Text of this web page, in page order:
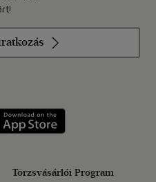
Szerezd meg: Google
Törzsvásárlói Program